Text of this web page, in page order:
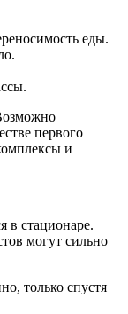
еды.
первого
и
в стационаре.
могут сильно
только спустя